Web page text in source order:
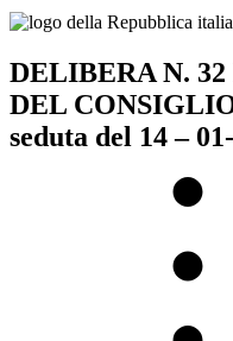
DELIBERA N. 32
DEL
seduta del 14 –